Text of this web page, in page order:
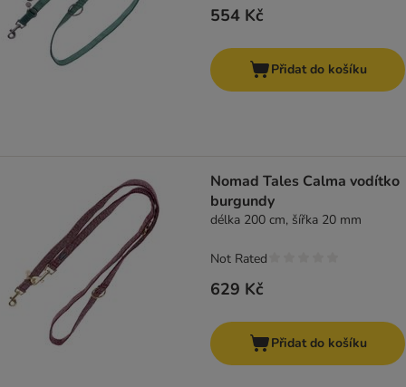
554 Kč
Přidat do košíku
Nomad Tales Calma vodítko
burgundy
délka 200 cm, šířka 20 mm
629 Kč
Not Rated
Přidat do košíku